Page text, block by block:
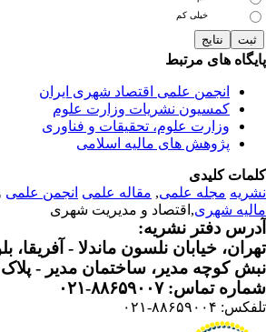
خیلی کم
های مرتبط
انجمن علمی اقتصاد شهری ایران
کمسیون نشریات وزارت علوم
وزارت علوم، تحقیقات و فناوری
پژوهش های مالیه اسلامی
کلیدی
مجله علمی, مقاله علمی انجمن علمی
شهری ,اقتصاد و مدیریت شهری
دفتر نشریه:
خیابان نلسون ماندلا - آفریقا،
کوچه مدیر، ساختمان مدیر - پلاک ۲، ط ۴، واحد ۱۵
تماس: ۸۸۶۵۹۰۰۷-۰۲۱
۸۸۶۵۹۰۰۴-۰۲۱